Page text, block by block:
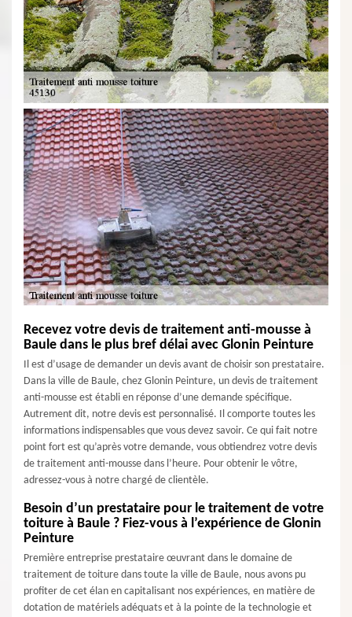
Recevez votre devis de traitement anti-mousse à
Baule dans le plus bref délai avec Glonin Peinture
Il est d’usage de demander un devis avant de choisir son prestataire.
Dans la ville de Baule, chez Glonin Peinture, un devis de traitement
anti-mousse est établi en réponse d’une demande spécifique.
Autrement dit, notre devis est personnalisé. Il comporte toutes les
informations indispensables que vous devez savoir. Ce qui fait notre
point fort est qu’après votre demande, vous obtiendrez votre devis
de traitement anti-mousse dans l’heure. Pour obtenir le vôtre,
adressez-vous à notre chargé de clientèle.
Besoin d’un prestataire pour le traitement de votre
toiture à Baule ? Fiez-vous à l’expérience de Glonin
Peinture
Première entreprise prestataire œuvrant dans le domaine de
traitement de toiture dans toute la ville de Baule, nous avons pu
profiter de cet élan en capitalisant nos expériences, en matière de
dotation de matériels adéquats et à la pointe de la technologie et